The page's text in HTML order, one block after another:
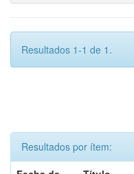
Resultados 1-1 de 1.
Resultados por ítem: